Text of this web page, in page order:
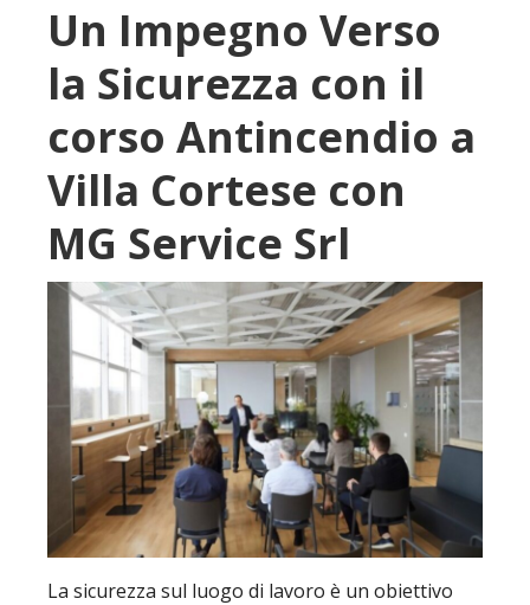
Un Impegno Verso
la Sicurezza con il
corso Antincendio a
Villa Cortese con
MG Service Srl
La sicurezza sul luogo di lavoro è un obiettivo